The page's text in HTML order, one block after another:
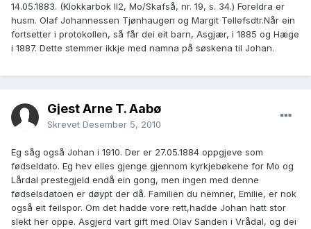
14.05.1883. (Klokkarbok II2, Mo/Skafså, nr. 19, s. 34.) Foreldra er
husm. Olaf Johannessen Tjønhaugen og Margit Tellefsdtr.Når ein
fortsetter i protokollen, så får dei eit barn, Asgjær, i 1885 og Hæge
i 1887. Dette stemmer ikkje med namna på søskena til Johan.
Gjest Arne T. Aabø
Skrevet Desember 5, 2010
Eg såg også Johan i 1910. Der er 27.05.1884 oppgjeve som
fødseldato. Eg hev elles gjenge gjennom kyrkjebøkene for Mo og
Lårdal prestegjeld endå ein gong, men ingen med denne
fødselsdatoen er døypt der då. Familien du nemner, Emilie, er nok
også eit feilspor. Om det hadde vore rett,hadde Johan hatt stor
slekt her oppe. Asgjerd vart gift med Olav Sanden i Vrådal, og dei